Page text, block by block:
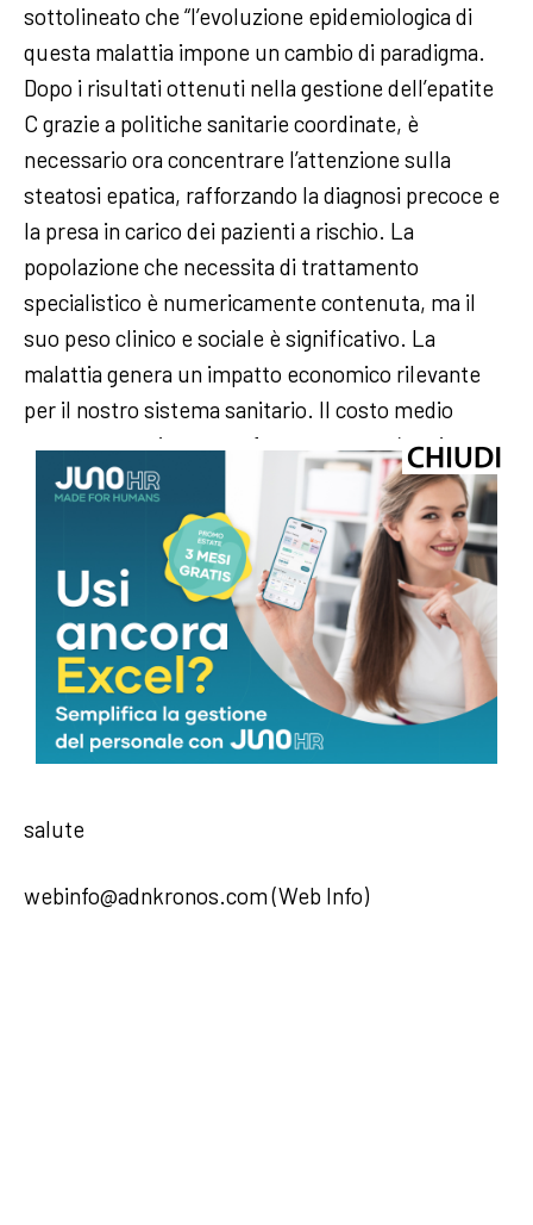
sottolineato che “l’evoluzione epidemiologica di
questa malattia impone un cambio di paradigma.
Dopo i risultati ottenuti nella gestione dell’epatite
C grazie a politiche sanitarie coordinate, è
necessario ora concentrare l’attenzione sulla
steatosi epatica, rafforzando la diagnosi precoce e
la presa in carico dei pazienti a rischio. La
popolazione che necessita di trattamento
specialistico è numericamente contenuta, ma il
suo peso clinico e sociale è significativo. La
malattia genera un impatto economico rilevante
per il nostro sistema sanitario. Il costo medio
annuo per paziente con forma grave può arrivare a
circa 13mila euro, mentre l’onere complessivo per
il Servizio sanitario nazionale è stimato in oltre 7,7
miliardi di euro annui rispetto alla popolazione non
affetta. Numeri che dimostrano come la
prevenzione e l’intervento tempestivo non siano
solo una scelta clinica, ma anche una strategia di
sostenibilità per il sistema sanitario”.
—
salute
webinfo@adnkronos.com (Web Info)